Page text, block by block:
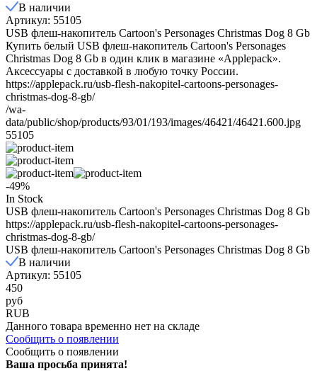
В наличии
Артикул: 55105
USB флеш-накопитель Cartoon's Personages Christmas Dog 8 Gb
Купить белый USB флеш-накопитель Cartoon's Personages
Christmas Dog 8 Gb в один клик в магазине «Applepack».
Аксессуары с доставкой в любую точку России.
https://applepack.ru/usb-flesh-nakopitel-cartoons-personages-
christmas-dog-8-gb/
/wa-
data/public/shop/products/93/01/193/images/46421/46421.600.jpg
55105
-49%
In Stock
USB флеш-накопитель Cartoon's Personages Christmas Dog 8 Gb
https://applepack.ru/usb-flesh-nakopitel-cartoons-personages-
christmas-dog-8-gb/
USB флеш-накопитель Cartoon's Personages Christmas Dog 8 Gb
В наличии
Артикул: 55105
450
руб
RUB
Данного товара временно нет на складе
Сообщить о появлении
Сообщить о появлении
Ваша просьба принята!